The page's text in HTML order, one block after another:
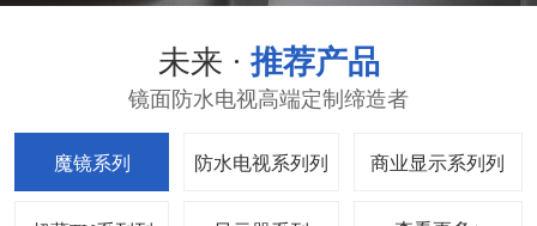
未来 · 推荐产品
镜面防水电视高端定制缔造者
魔镜系列 防水电视系列 商业显示系列